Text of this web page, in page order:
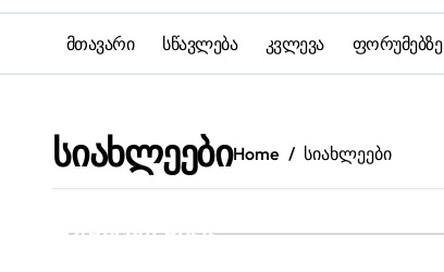
მთავარი სწავლება კვლევა ფორუმებზე
სიახლეებიHome სიახლეები
Recent Posts